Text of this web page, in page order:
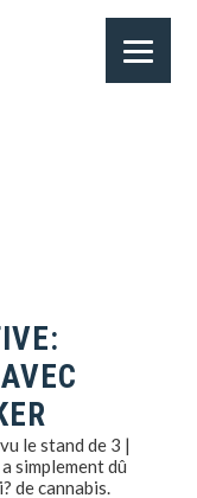
le stand de 3 |
simplement dû
de cannabis.